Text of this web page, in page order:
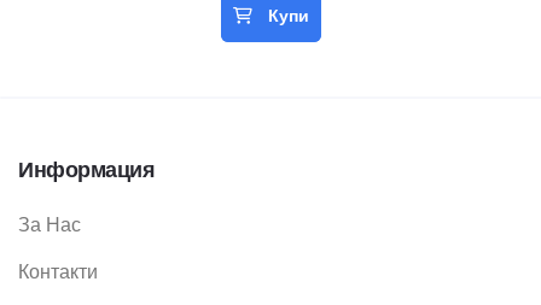
Купи
Информация
За Нас
Контакти